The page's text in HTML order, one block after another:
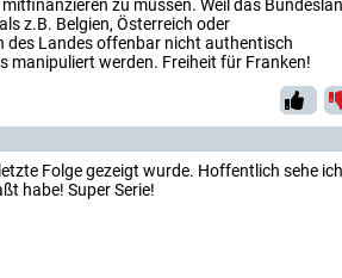
zu müssen. Weil das
z.B. Belgien, Österreich oder
des Landes offenbar nicht authentisch
manipuliert werden. Freiheit für Franken!
Folge gezeigt wurde. Hoffentlich sehe ich
habe! Super Serie!